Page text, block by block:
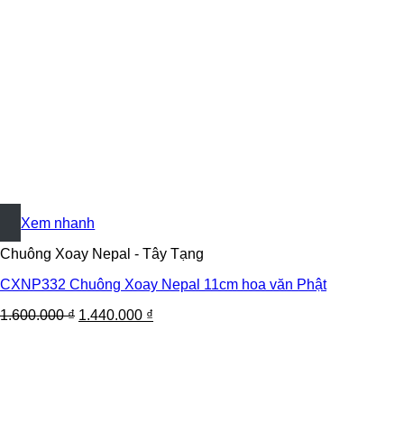
+
Xem nhanh
Chuông Xoay Nepal - Tây Tạng
CXNP332 Chuông Xoay Nepal 11cm hoa văn Phật
1.600.000₫ 1.440.000 ₫